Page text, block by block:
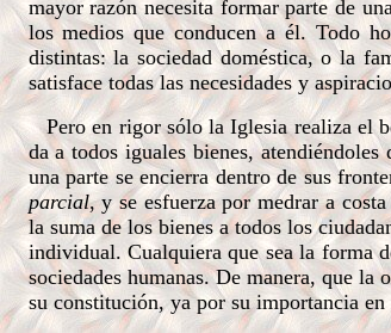
mayor razón necesita formar parte de
los medios que conducen a él. Todo
distintas: la sociedad doméstica, o la
satisface todas las necesidades y
Pero en rigor sólo la Iglesia realiza el
da a todos iguales bienes,
una parte se encierra dentro de sus
parcial, y se esfuerza por medrar a
la suma de los bienes a todos los
individual. Cualquiera que sea la forma
sociedades humanas. De manera, que
su constitución, ya por su importancia